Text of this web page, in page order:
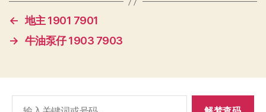
← 地主 1901 7901
→ 牛油泵仔 1903 7903